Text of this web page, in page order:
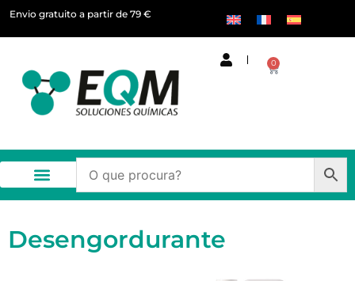
Envio gratuito a partir de 79 €
0
Desengordurante